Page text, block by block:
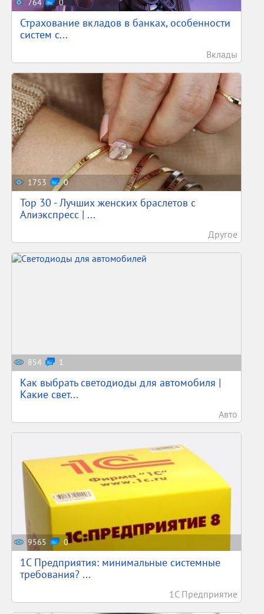
764 0
Страхование вкладов в банках, особенности
систем с...
Вклады
1753 0
Top 30 - Лучших женских браслетов с
Алиэкспресс | ...
Другое
854 1
Как выбрать светодиоды для автомобиля |
Какие свет...
Авто
9565 0
1С Предприятия: минимальные системные
требования? ...
1С Предприятие